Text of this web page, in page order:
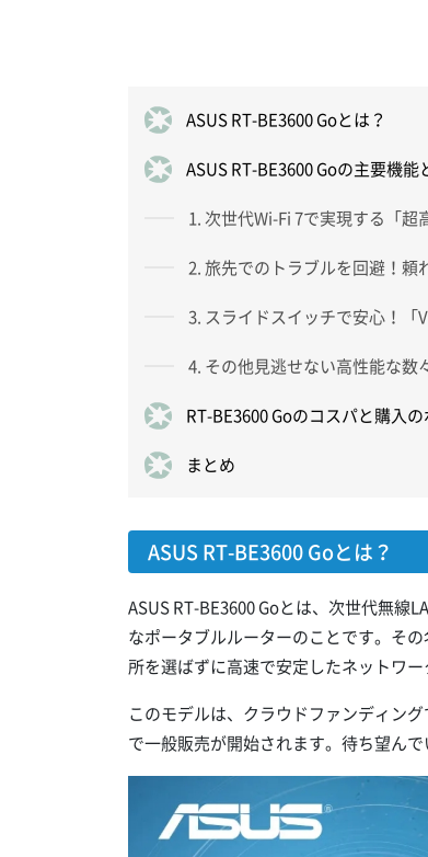
ASUS RT-BE3600 Goとは？
ASUS RT-BE3600 Goの主要機能
1. 次世代Wi-Fi 7で実現する「超
2. 旅先でのトラブルを回避！頼
3. スライドスイッチで安心！「
4. その他見逃せない高性能な数
RT-BE3600 Goのコスパと購入
まとめ
ASUS RT-BE3600 Goとは？
ASUS RT-BE3600 Goとは、次世代無線
なポータブルルーターのことです。そ
所を選ばずに高速で安定したネットワ
このモデルは、クラウドファンディング
で一般販売が開始されます。待ち望ん